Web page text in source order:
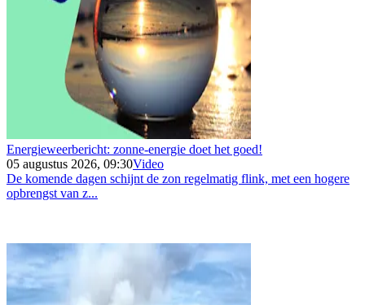
Energieweerbericht: zonne-energie doet het goed!
05 augustus 2026, 09:30Video
De komende dagen schijnt de zon regelmatig flink, met een hogere
opbrengst van z...